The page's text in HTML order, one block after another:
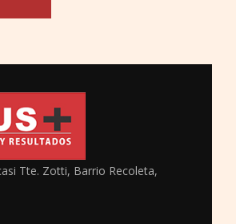
Tte. Zotti, Barrio Recoleta,